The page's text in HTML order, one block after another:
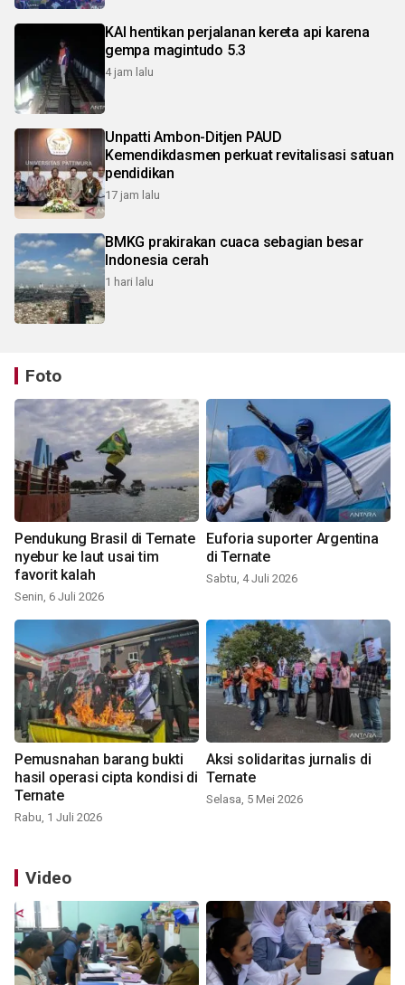
KAI hentikan perjalanan kereta api karena
gempa magintudo 5.3
4 jam lalu
Unpatti Ambon-Ditjen PAUD
Kemendikdasmen perkuat revitalisasi satuan
pendidikan
17 jam lalu
BMKG prakirakan cuaca sebagian besar
Indonesia cerah
1 hari lalu
Foto
Pendukung Brasil di Ternate
nyebur ke laut usai tim
favorit kalah
Senin, 6 Juli 2026
Euforia suporter Argentina
di Ternate
Sabtu, 4 Juli 2026
Pemusnahan barang bukti
hasil operasi cipta kondisi di
Ternate
Rabu, 1 Juli 2026
Aksi solidaritas jurnalis di
Ternate
Selasa, 5 Mei 2026
Video